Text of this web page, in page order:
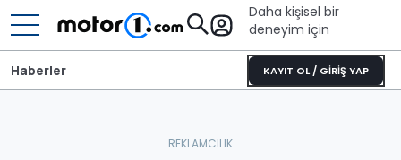
Daha kişisel bir
deneyim için
KAYIT OL / GİRİŞ YAP
Haberler